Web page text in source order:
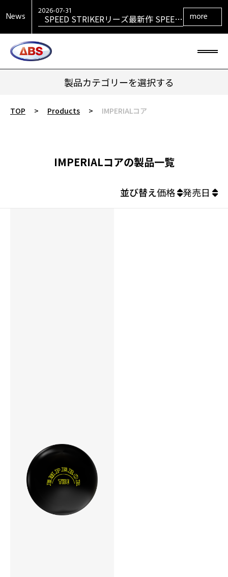
News VENGEANCE RETURNS発売！
2026-07-31
SPEED STRIKERリーズ最新作 SPEED
STRIKER HYBRID発売！
2026-07-31
SIGMAシリーズ復活！ SIGMA TOUR
PEARL発売！
2026-07-29
大岡産業レディース ［THE OPEN] ト
ーナメント 2026 優勝！
2026-06-30
HONEY BADGERシリーズ最新作
HONEY BADGER DARKOUT発売！
more
製品カテゴリーを選択する
TOP > Products > IMPERIALコア
IMPERIALコアの製品一覧
並び替え価格 発売日